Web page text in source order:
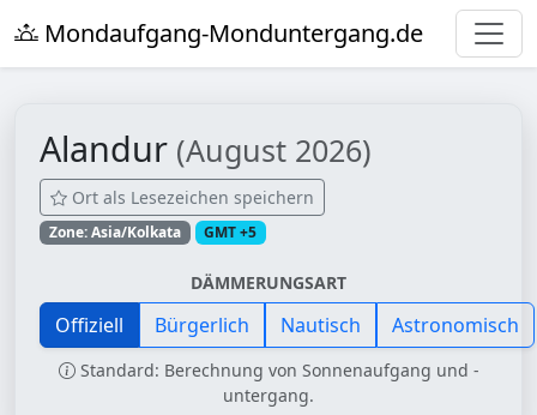
Mondaufgang-Monduntergang.de
Alandur (August 2026)
Ort als Lesezeichen speichern
Zone: Asia/Kolkata GMT +5
DÄMMERUNGSART
Offiziell Bürgerlich Nautisch Astronomisch
Standard: Berechnung von Sonnenaufgang und -
untergang.